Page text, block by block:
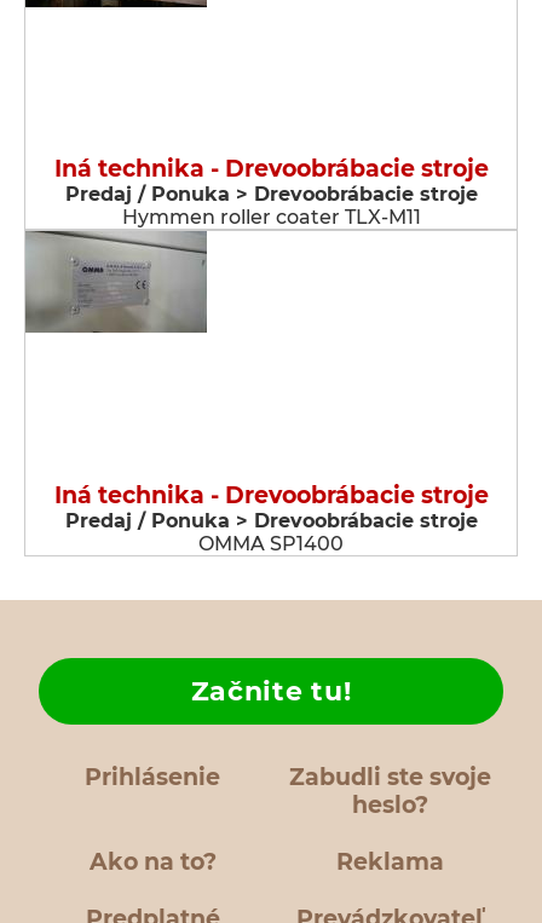
Iná technika - Drevoobrábacie stroje
Predaj / Ponuka > Drevoobrábacie stroje
Hymmen roller coater TLX-M11
Iná technika - Drevoobrábacie stroje
Predaj / Ponuka > Drevoobrábacie stroje
OMMA SP1400
Prihlásenie
Zabudli ste svoje
heslo?
Ako na to?
Začnite tu!
Reklama